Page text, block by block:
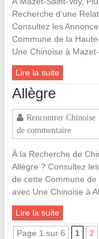
Recherche d’une
Consultez les
Commune de la
Une Chinoise à
Lire la suite
Allègre
Rencontrer Chinoise
de commentaire
À la Recherche de
Allègre ? Consultez
de cette Commune
avec Une Chinoise à
Lire la suite
Page 1 sur 6 1 2